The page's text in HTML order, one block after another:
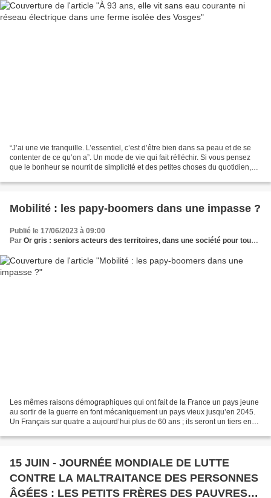
“J’ai une vie tranquille. L’essentiel, c’est d’être bien dans sa peau et de se
contenter de ce qu’on a”. Un mode de vie qui fait réfléchir. Si vous pensez
que le bonheur se nourrit de simplicité et des petites choses du quotidien,
Mobilité : les papy-boomers dans une impasse ?
Publié le 17/06/2023 à 09:00
Par Or gris : seniors acteurs des territoires, dans une société pour tous les âges
Les mêmes raisons démographiques qui ont fait de la France un pays jeune
au sortir de la guerre en font mécaniquement un pays vieux jusqu’en 2045.
Un Français sur quatre a aujourd’hui plus de 60 ans ; ils seront un tiers en
15 JUIN - JOURNÉE MONDIALE DE LUTTE
CONTRE LA MALTRAITANCE DES PERSONNES
ÂGÉES : LES PETITS FRÈRES DES PAUVRES